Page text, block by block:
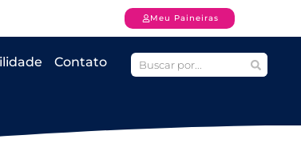
Meu Paineiras
Contato